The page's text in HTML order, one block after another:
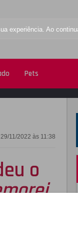
experiência. Ao
Pets
11/2022 às 11:38
o